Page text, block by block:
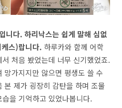
다. 하리낙스는 쉽게 말해 심없
스)랍니다. 하루카와 함께 어학
처음 봤었는데 너무 신기했었죠.
망가지지만 않으면 평생도 쓸 수
본 제가 굉장히 감탄을 하며 조물
을 기억하고 있었나봅니다.